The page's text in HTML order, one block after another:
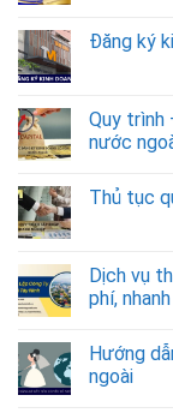
Đăng ký
Quy trình
nước
Thủ tục
Dịch vụ
phí,
Hướng
ngoài